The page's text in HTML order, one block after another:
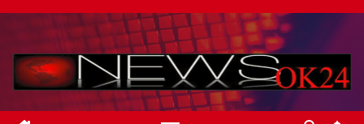
Skip
content